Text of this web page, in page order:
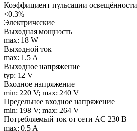
Коэффициент пульсации освещённости
<0.3%
Электрические
Выходная мощность
max: 18 W
Выходной ток
max: 1.5 A
Выходное напряжение
typ: 12 V
Входное напряжение
min: 220 V; max: 240 V
Предельное входное напряжение
min: 198 V; max: 264 V
Потребляемый ток от сети AC 230 В
max: 0.5 A